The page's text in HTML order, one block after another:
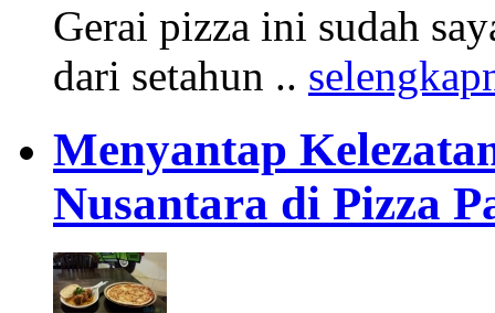
Gerai pizza ini sudah
dari setahun ..
Menyantap
Nusantara di Pizza